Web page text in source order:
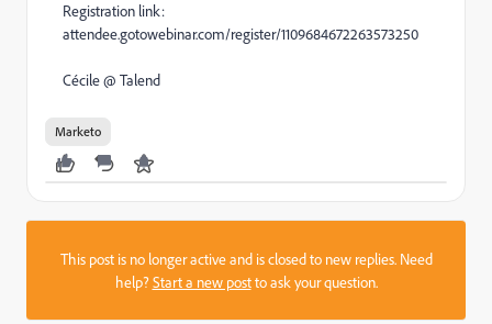
Registration link:
attendee.gotowebinar.com/register/1109684672263573250
Cécile @ Talend
Marketo
This post is no longer active and is closed to new replies. Need
help?Start a new postto ask your question.